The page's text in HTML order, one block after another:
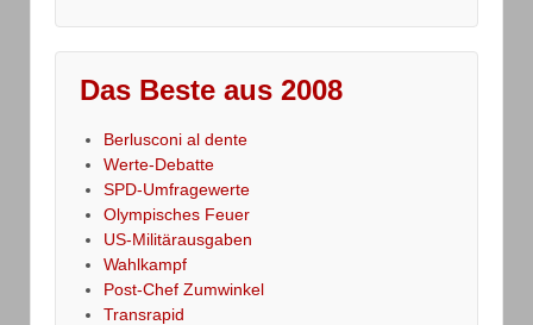
Das Beste aus 2008
Berlusconi al dente
Werte-Debatte
SPD-Umfragewerte
Olympisches Feuer
US-Militärausgaben
Wahlkampf
Post-Chef Zumwinkel
Transrapid